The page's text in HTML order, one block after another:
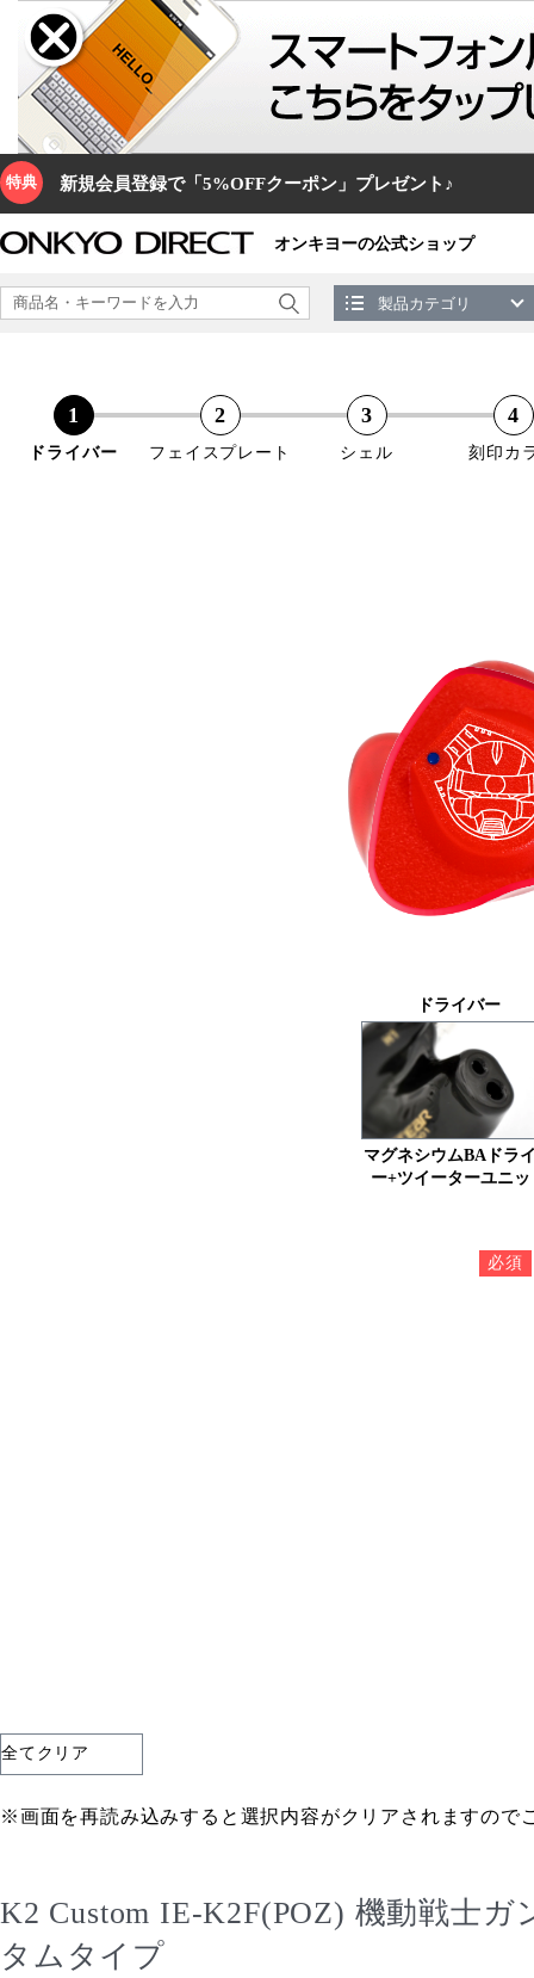
特典 新規会員登録で「5%OFFクーポン」プレゼント♪
オンキヨーの公式ショップ
製品カテゴリ
ドライバー フェイスプレート シェル 刻印カ
ドライバー
マグネシウムBAドラ
ー+ツイーターユニッ
必須
フェ
必須必須
必須
必須
必須
必須必須
全てクリア
※画面を再読み込みすると選択内容がクリアされますので
K2 Custom IE-K2F(POZ) 機動戦士
タムタイプ